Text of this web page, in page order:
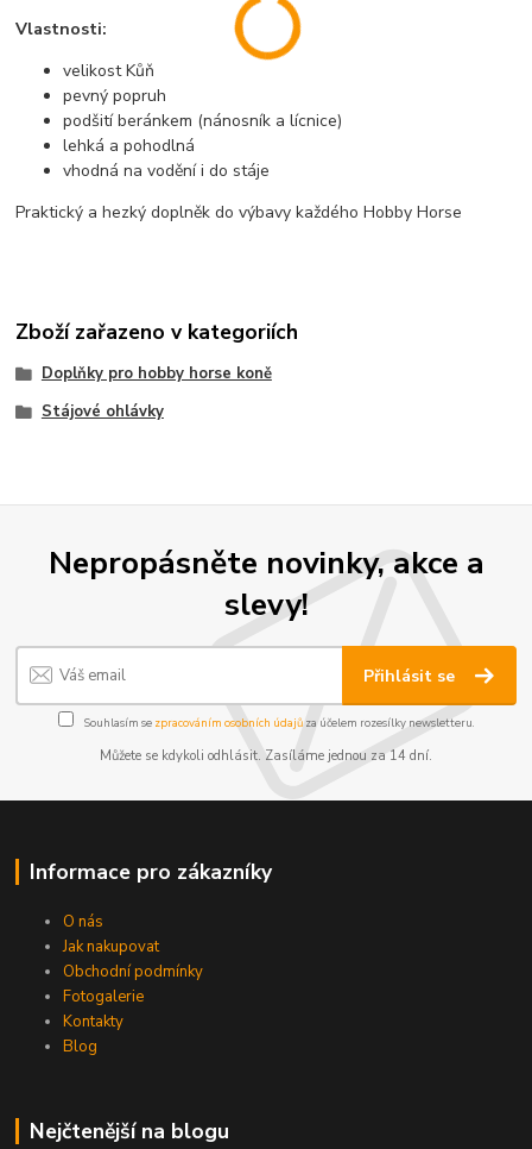
Vlastnosti:
velikost Kůň
pevný popruh
podšití beránkem (nánosník a lícnice)
lehká a pohodlná
vhodná na vodění i do stáje
Praktický a hezký doplněk do výbavy každého Hobby Horse
Zboží zařazeno v kategoriích
Doplňky pro hobby horse koně
Stájové ohlávky
Nepropásněte novinky, akce a
slevy!
Přihlásit se
Souhlasím se zpracováním osobních údajůza účelem rozesílky newsletteru.
Můžete se kdykoli odhlásit. Zasíláme jednou za 14 dní.
Informace pro zákazníky
O nás
Jak nakupovat
Obchodní podmínky
Fotogalerie
Kontakty
Blog
Nejčtenější na blogu